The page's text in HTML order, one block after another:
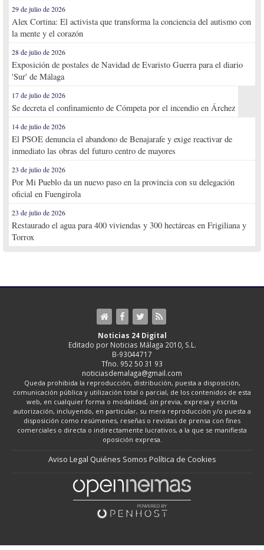
29 de julio de 2026
Alex Cortina: El activista que transforma la conciencia del autismo con
la mente y el corazón
28 de julio de 2026
Exposición de postales de Navidad de Evaristo Guerra para el diario
'Sur' de Málaga
17 de julio de 2026
Se decreta el confinamiento de Cómpeta por el incendio en Árchez
14 de julio de 2026
El PSOE denuncia el abandono de Benajarafe y exige reactivar de
inmediato las obras del futuro centro de mayores
23 de julio de 2026
Por Mi Pueblo da un nuevo paso en la provincia con su delegación
oficial en Fuengirola
23 de julio de 2026
Restaurado el agua para 400 viviendas y 300 hectáreas en Frigiliana y
Torrox
Noticias 24 Digital
Editado por Noticias Málaga 2010, S.L.
B-93044717
Tfno. 952 50 31 93
noticiasdemalaga@gmail.com
Queda prohibida la reproducción, distribución, puesta a disposición,
comunicación pública y utilización total o parcial, de los contenidos de esta
web, en cualquier forma o modalidad, sin previa, expresa y escrita
autorización, incluyendo, en particular, su mera reproducción y/o puesta a
disposición como resúmenes, reseñas o revistas de prensa con fines
comerciales o directa o indirectamente lucrativos, a la que se manifiesta
oposición expresa.
Aviso Legal Quiénes Somos Política de Cookies